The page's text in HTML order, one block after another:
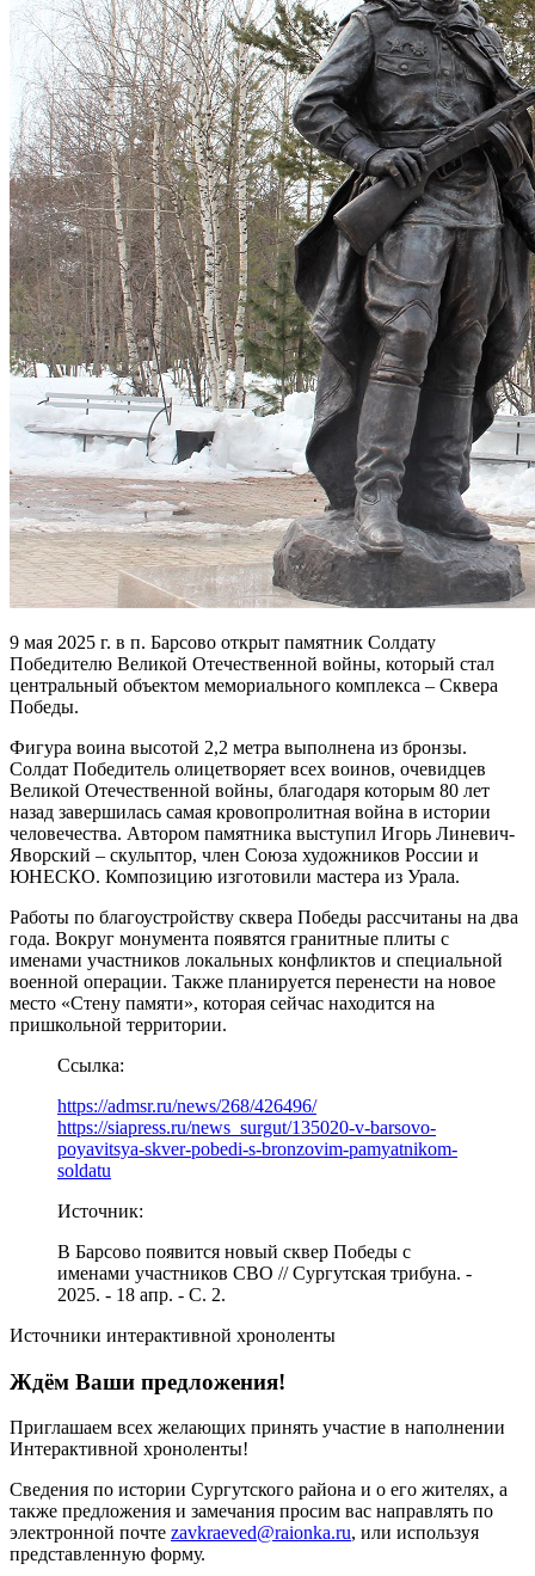
9 мая 2025 г. в п. Барсово открыт памятник Солдату
Победителю Великой Отечественной войны, который стал
центральный объектом мемориального комплекса – Сквера
Победы.
Фигура воина высотой 2,2 метра выполнена из бронзы.
Солдат Победитель олицетворяет всех воинов, очевидцев
Великой Отечественной войны, благодаря которым 80 лет
назад завершилась самая кровопролитная война в истории
человечества. Автором памятника выступил Игорь Линевич-
Яворский – скульптор, член Союза художников России и
ЮНЕСКО. Композицию изготовили мастера из Урала.
Работы по благоустройству сквера Победы рассчитаны на два
года. Вокруг монумента появятся гранитные плиты с
именами участников локальных конфликтов и специальной
военной операции. Также планируется перенести на новое
место «Стену памяти», которая сейчас находится на
пришкольной территории.
Ссылка:
https://admsr.ru/news/268/426496/
https://siapress.ru/news_surgut/135020-v-barsovo-
poyavitsya-skver-pobedi-s-bronzovim-pamyatnikom-
soldatu
Источник:
В Барсово появится новый сквер Победы с
именами участников СВО // Сургутская трибуна. -
2025. - 18 апр. - С. 2.
Источники интерактивной хроноленты
Ждём Ваши предложения!
Приглашаем всех желающих принять участие в наполнении
Интерактивной хроноленты!
Сведения по истории Сургутского района и о его жителях, а
также предложения и замечания просим вас направлять по
электронной почте zavkraeved@raionka.ru, или используя
представленную форму.